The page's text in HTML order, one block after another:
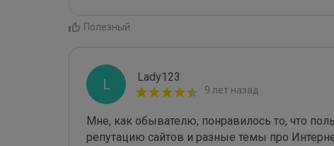
Полезный
L Lady123
9 лет назад
Мне, как обывателю, понравилось то, что
репутацию сайтов и разные темы про